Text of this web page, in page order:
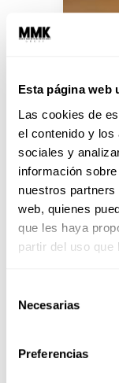
Esta página web
Las cookies de
el contenido y los
sociales y
información
nuestros
web, quienes
que les haya
partir del uso
Necesarias
Preferencias
que
o